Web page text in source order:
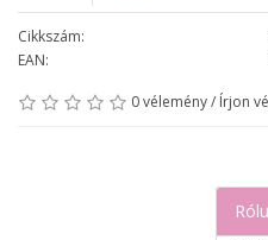
Cikkszám:
EAN:
0 vélemény/ Írjon